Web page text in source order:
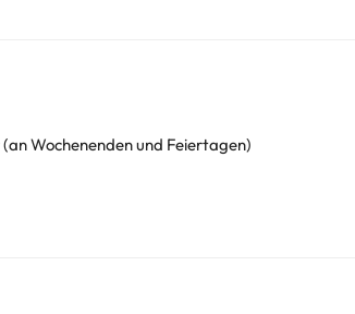
Wochenenden und Feiertagen)